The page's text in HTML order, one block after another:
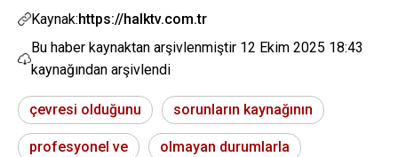
Kaynak:https://halktv.com.tr
Bu haber kaynaktan arşivlenmiştir 12 Ekim 2025 18:43
kaynağından arşivlendi
çevresi olduğunu sorunların kaynağının
profesyonel ve olmayan durumlarla